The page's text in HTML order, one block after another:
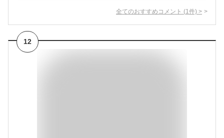
全てのおすすめコメント (1 件) >
12